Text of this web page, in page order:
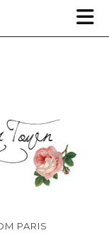
PARIS